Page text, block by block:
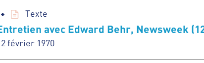
Texte
avec Edward Behr, Newsweek
février 1970